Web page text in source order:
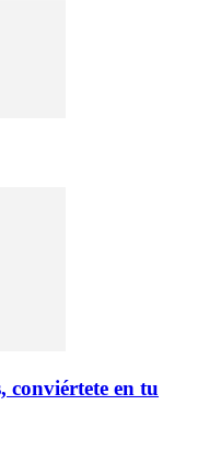
conviértete en tu